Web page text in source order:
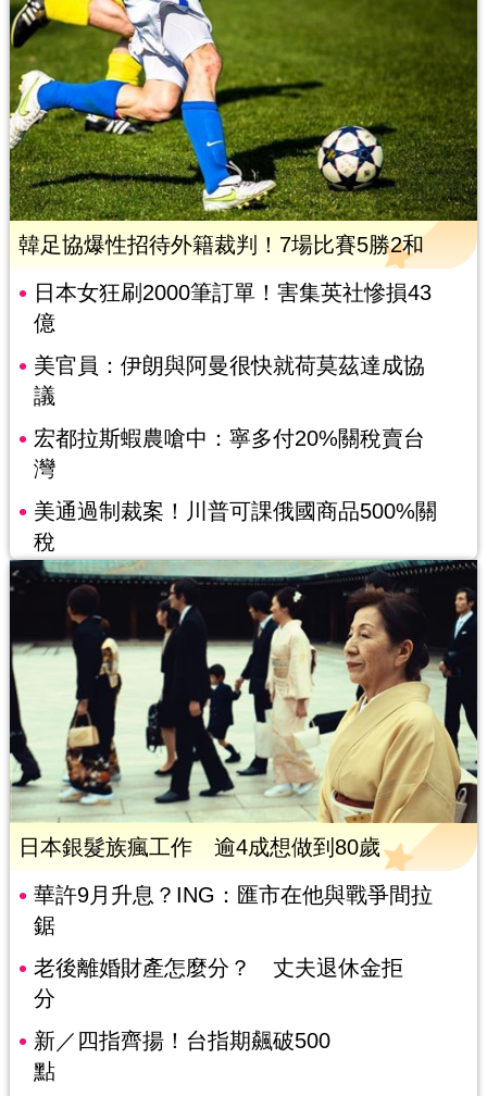
韓足協爆性招待外籍裁判！7場比賽5勝2和
日本女狂刷2000筆訂單！害集英社慘損43
億
美官員：伊朗與阿曼很快就荷莫茲達成協
議
宏都拉斯蝦農嗆中：寧多付20%關稅賣台
灣
美通過制裁案！川普可課俄國商品500%關
稅
日本銀髮族瘋工作 逾4成想做到80歲
華許9月升息？ING：匯市在他與戰爭間拉
鋸
老後離婚財產怎麼分？ 丈夫退休金拒
分
新／四指齊揚！台指期飆破500
點